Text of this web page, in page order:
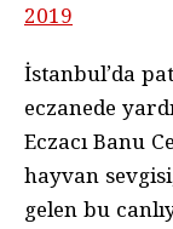
2019
İstanbul’da
eczanede
Eczacı Banu
hayvan
gelen bu